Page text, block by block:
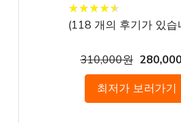
★★★★★
★★★★★
(118 개의 후기가 있습
310,000원
최저가 보러가기